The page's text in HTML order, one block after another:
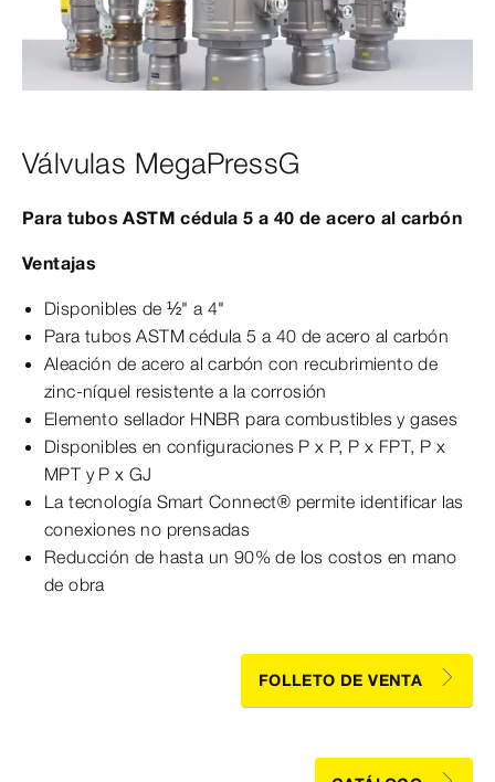
Válvulas MegaPressG
Para tubos ASTM cédula 5 a 40 de acero al carbón
Ventajas
Disponibles de ½" a 4"
Para tubos ASTM cédula 5 a 40 de acero al carbón
Aleación de acero al carbón con recubrimiento de
zinc-níquel resistente a la corrosión
Elemento sellador HNBR para combustibles y gases
Disponibles en configuraciones P x P, P x FPT, P x
MPT y P x GJ
La tecnología Smart Connect® permite identificar las
conexiones no prensadas
Reducción de hasta un 90% de los costos en mano
de obra
FOLLETO DE VENTA